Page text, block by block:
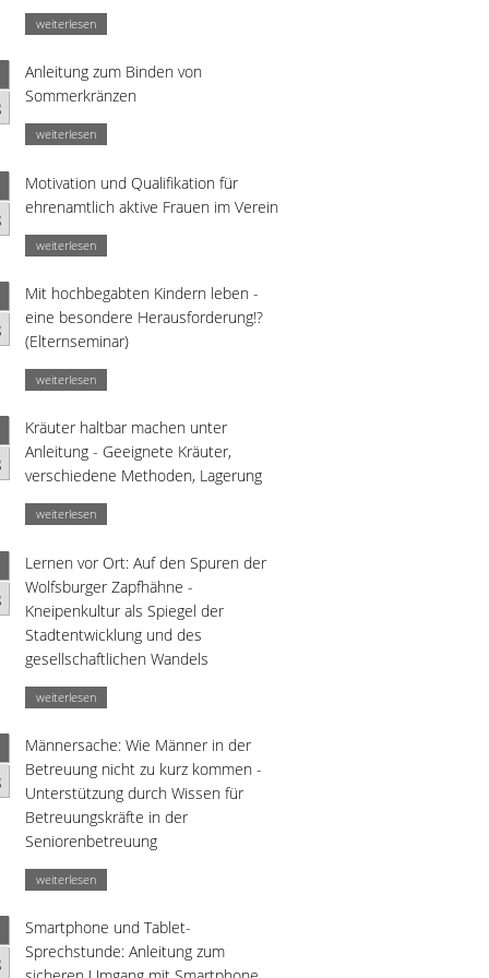
weiterlesen
Anleitung zum Binden von
Sommerkränzen
weiterlesen
Motivation und Qualifikation für
ehrenamtlich aktive Frauen im Verein
weiterlesen
Mit hochbegabten Kindern leben -
eine besondere Herausforderung!?
(Elternseminar)
weiterlesen
Kräuter haltbar machen unter
Anleitung - Geeignete Kräuter,
verschiedene Methoden, Lagerung
weiterlesen
Lernen vor Ort: Auf den Spuren der
Wolfsburger Zapfhähne -
Kneipenkultur als Spiegel der
Stadtentwicklung und des
gesellschaftlichen Wandels
weiterlesen
Männersache: Wie Männer in der
Betreuung nicht zu kurz kommen -
Unterstützung durch Wissen für
Betreuungskräfte in der
Seniorenbetreuung
weiterlesen
Smartphone und Tablet-
Sprechstunde: Anleitung zum